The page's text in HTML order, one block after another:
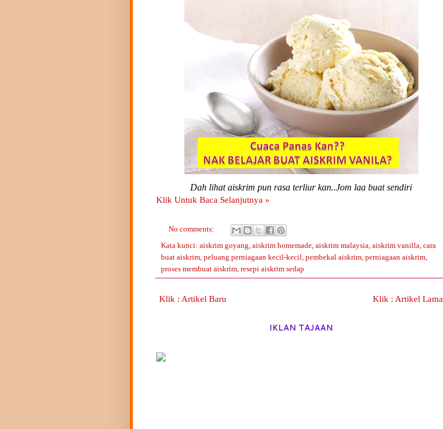
Dah lihat aiskrim pun rasa terliur kan..Jom laa buat sendiri
Klik Untuk Baca Selanjutnya »
No comments:
Kata kunci: aiskrim goyang aiskrim homemade aiskrim malaysia aiskrim vanilla cara
buat aiskrim peluang perniagaan kecil-kecil pembekal aiskrim perniagaan aiskrim
proses membuat aiskrim resepi aiskrim sedap
Klik : Artikel Baru Klik : Artikel Lama
IKLAN TAJAAN